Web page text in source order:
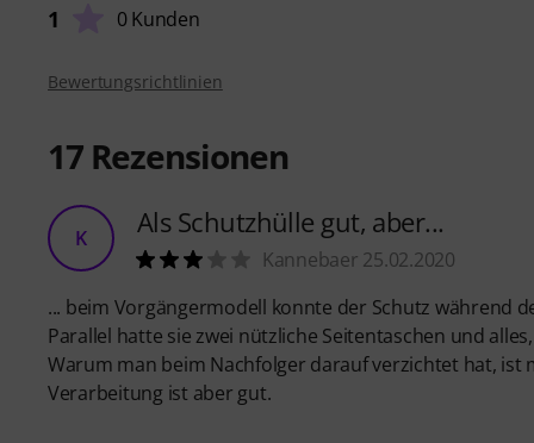
1 0 Kunden
Bewertungsrichtlinien
17 Rezensionen
K Als Schutzhülle gut, aber...
Kannebaer 25.02.2020
... beim Vorgängermodell konnte der Schutz während
Parallel hatte sie zwei nützliche Seitentaschen und
Warum man beim Nachfolger darauf verzichtet hat, ist
Verarbeitung ist aber gut.